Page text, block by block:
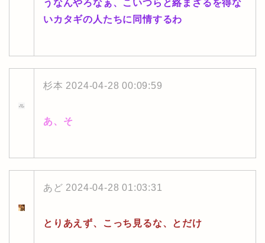
うなんやろなぁ、こいつらと絡まざるを得な
いカタギの人たちに同情するわ
杉本 2024-04-28 00:09:59
あ、そ
あど 2024-04-28 01:03:31
とりあえず、こっち見るな、とだけ